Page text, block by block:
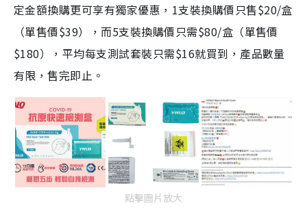
定金額換購更可享有獨家優惠，1支裝換購價只售$20/盒
（單售價$39），而5支裝換購價只需$80/盒（單售價
$180），平均每支測試套裝只需$16就買到，產品數量
有限，售完即止。
點擊圖片放大